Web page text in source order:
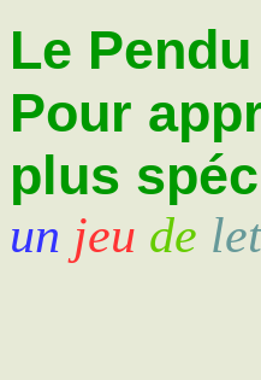
Le
Pour
plus
un jeu de